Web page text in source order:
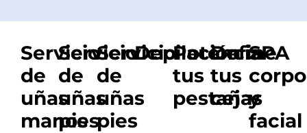
Servicio
de
uñas
manos
Servicio
de
uñas
pies
Servicio
de
uñas
pies
Depilación
Potencia
tus
pestañas
Define
tus
cejas
SPA
y
facial